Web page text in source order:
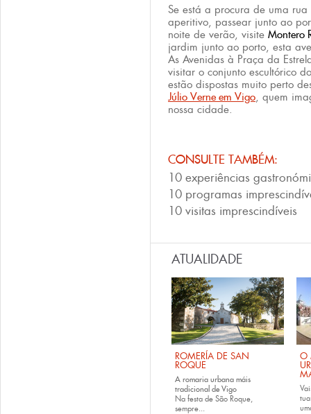
Se está a procura de uma
aperitivo, passear junto ao
noite de verão, visite Montero
jardim junto ao porto, esta
As Avenidas à Praça da
visitar o conjunto escultórico
estão dispostas muito perto
Júlio Verne em Vigo, quem
nossa cidade.
CONSULTE TAMBÉM:
10 experiências
10 programas
10 visitas imprescindíveis
ATUALIDADE
ROMERÍA DE SAN
ROQUE
A romaria urbana máis
tradicional de Vigo
Na festa de São Roque,
sempre...
O